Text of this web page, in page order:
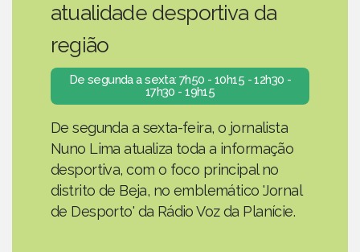
atualidade desportiva da
região
De segunda a sexta: 7h50 - 10h15 - 12h30 -
17h30 - 19h15
De segunda a sexta-feira, o jornalista
Nuno Lima atualiza toda a informação
desportiva, com o foco principal no
distrito de Beja, no emblemático 'Jornal
de Desporto' da Rádio Voz da Planície.